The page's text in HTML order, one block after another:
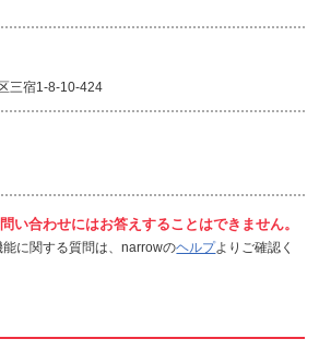
三宿1-8-10-424
い合わせにはお答えすることはできません。
に関する質問は、narrowのヘルプよりご確認く